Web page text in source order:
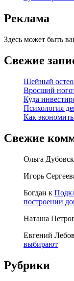
Реклама
Здесь может быть
Свежие
Шейный
Вросший
Куда
Психология
Как
Свежие
Ольга
Игорь
Богдан к
построении
Наташа
Евгений
выбирают
Рубрики